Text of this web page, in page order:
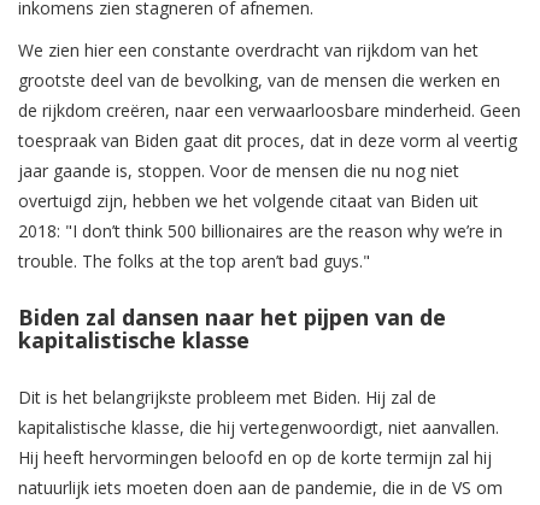
inkomens zien stagneren of afnemen.
We zien hier een constante overdracht van rijkdom van het
grootste deel van de bevolking, van de mensen die werken en
de rijkdom creëren, naar een verwaarloosbare minderheid. Geen
toespraak van Biden gaat dit proces, dat in deze vorm al veertig
jaar gaande is, stoppen. Voor de mensen die nu nog niet
overtuigd zijn, hebben we het volgende citaat van Biden uit
2018: "I don’t think 500 billionaires are the reason why we’re in
trouble. The folks at the top aren’t bad guys."
Biden zal dansen naar het pijpen van de
kapitalistische klasse
Dit is het belangrijkste probleem met Biden. Hij zal de
kapitalistische klasse, die hij vertegenwoordigt, niet aanvallen.
Hij heeft hervormingen beloofd en op de korte termijn zal hij
natuurlijk iets moeten doen aan de pandemie, die in de VS om